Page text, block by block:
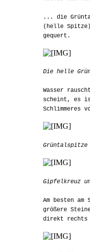
... die
(helle
gequert.
Die helle
Wasser
scheint, es
Schlimmeres
Grüntalspitze
Gipfelkreuz
Am besten
größere
direkt rechts